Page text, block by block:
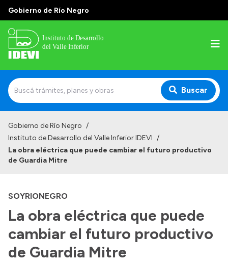
Gobierno de Río Negro
Buscar
Institucional
Normativa
Historia
Gobierno de Río Negro /
Instituto de Desarrollo del Valle Inferior IDEVI /
La obra eléctrica que puede cambiar el futuro productivo
de Guardia Mitre
SOYRIONEGRO
La obra eléctrica que puede
cambiar el futuro productivo
de Guardia Mitre